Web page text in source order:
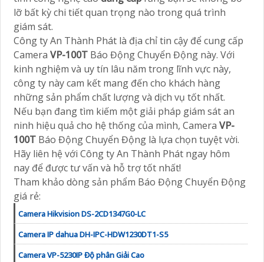
lỡ bất kỳ chi tiết quan trọng nào trong quá trình
giám sát.
Công ty An Thành Phát là địa chỉ tin cậy để cung cấp
Camera VP-100T Báo Động Chuyển Động này. Với
kinh nghiệm và uy tín lâu năm trong lĩnh vực này,
công ty này cam kết mang đến cho khách hàng
những sản phẩm chất lượng và dịch vụ tốt nhất.
Nếu bạn đang tìm kiếm một giải pháp giám sát an
ninh hiệu quả cho hệ thống của mình, Camera VP-
100T Báo Động Chuyển Động là lựa chọn tuyệt vời.
Hãy liên hệ với Công ty An Thành Phát ngay hôm
nay để được tư vấn và hỗ trợ tốt nhất!
Tham khảo dòng sản phẩm Báo Động Chuyển Động
giá rẻ:
Camera Hikvision DS-2CD1347G0-LC
Camera IP dahua DH-IPC-HDW1230DT1-S5
Camera VP-5230IP Độ phân Giải Cao